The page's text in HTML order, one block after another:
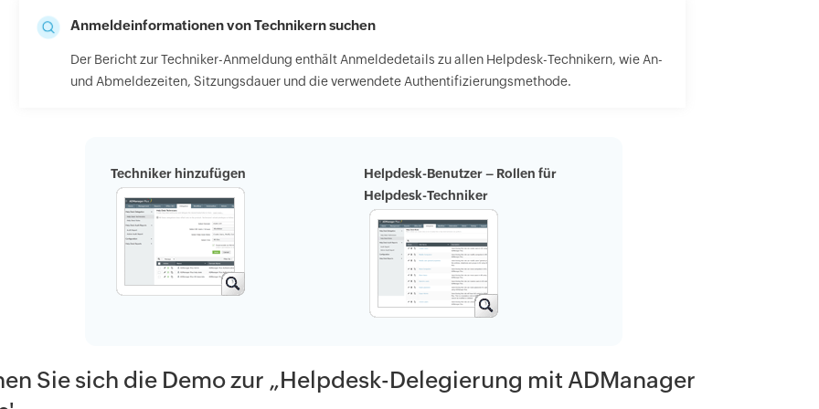
Anmeldeinformationen von Technikern suchen
Der Bericht zur Techniker-Anmeldung enthält Anmeldedetails zu allen Helpdesk-Technikern, wie An-
und Abmeldezeiten, Sitzungsdauer und die verwendete Authentifizierungsmethode.
Techniker hinzufügen
Helpdesk-Benutzer – Rollen für
Helpdesk-Techniker
Sie sich die Demo zur „Helpdesk-Delegierung mit ADManager